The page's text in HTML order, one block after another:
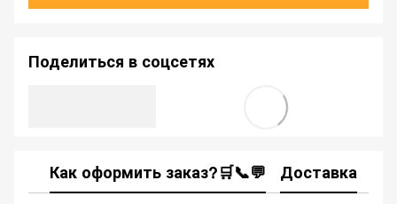
Поделиться в соцсетях
Как оформить заказ?🛒📞💬 Доставка